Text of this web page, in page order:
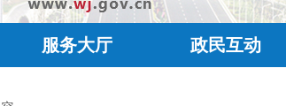
服务大厅 政民互动